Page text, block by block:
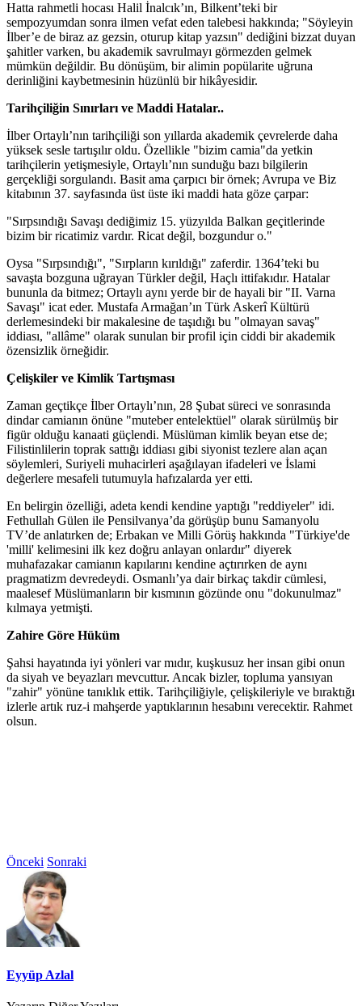
Hatta rahmetli hocası Halil İnalcık’ın, Bilkent’teki bir
sempozyumdan sonra ilmen vefat eden talebesi hakkında; "Söyleyin
İlber’e de biraz az gezsin, oturup kitap yazsın" dediğini bizzat duyan
şahitler varken, bu akademik savrulmayı görmezden gelmek
mümkün değildir. Bu dönüşüm, bir alimin popülarite uğruna
derinliğini kaybetmesinin hüzünlü bir hikâyesidir.
Tarihçiliğin Sınırları ve Maddi Hatalar..
İlber Ortaylı’nın tarihçiliği son yıllarda akademik çevrelerde daha
yüksek sesle tartışılır oldu. Özellikle "bizim camia"da yetkin
tarihçilerin yetişmesiyle, Ortaylı’nın sunduğu bazı bilgilerin
gerçekliği sorgulandı. Basit ama çarpıcı bir örnek; Avrupa ve Biz
kitabının 37. sayfasında üst üste iki maddi hata göze çarpar:
"Sırpsındığı Savaşı dediğimiz 15. yüzyılda Balkan geçitlerinde
bizim bir ricatimiz vardır. Ricat değil, bozgundur o."
Oysa "Sırpsındığı", "Sırpların kırıldığı" zaferdir. 1364’teki bu
savaşta bozguna uğrayan Türkler değil, Haçlı ittifakıdır. Hatalar
bununla da bitmez; Ortaylı aynı yerde bir de hayali bir "II. Varna
Savaşı" icat eder. Mustafa Armağan’ın Türk Askerî Kültürü
derlemesindeki bir makalesine de taşıdığı bu "olmayan savaş"
iddiası, "allâme" olarak sunulan bir profil için ciddi bir akademik
özensizlik örneğidir.
Çelişkiler ve Kimlik Tartışması
Zaman geçtikçe İlber Ortaylı’nın, 28 Şubat süreci ve sonrasında
dindar camianın önüne "muteber entelektüel" olarak sürülmüş bir
figür olduğu kanaati güçlendi. Müslüman kimlik beyan etse de;
Filistinlilerin toprak sattığı iddiası gibi siyonist tezlere alan açan
söylemleri, Suriyeli muhacirleri aşağılayan ifadeleri ve İslami
değerlere mesafeli tutumuyla hafızalarda yer etti.
En belirgin özelliği, adeta kendi kendine yaptığı "reddiyeler" idi.
Fethullah Gülen ile Pensilvanya’da görüşüp bunu Samanyolu
TV’de anlatırken de; Erbakan ve Milli Görüş hakkında "Türkiye'de
'milli' kelimesini ilk kez doğru anlayan onlardır" diyerek
muhafazakar camianın kapılarını kendine açtırırken de aynı
pragmatizm devredeydi. Osmanlı’ya dair birkaç takdir cümlesi,
maalesef Müslümanların bir kısmının gözünde onu "dokunulmaz"
kılmaya yetmişti.
Zahire Göre Hüküm
Şahsi hayatında iyi yönleri var mıdır, kuşkusuz her insan gibi onun
da siyah ve beyazları mevcuttur. Ancak bizler, topluma yansıyan
"zahir" yönüne tanıklık ettik. Tarihçiliğiyle, çelişkileriyle ve bıraktığı
izlerle artık ruz-i mahşerde yaptıklarının hesabını verecektir. Rahmet
olsun.
Önceki Sonraki
Eyyüp Azlal